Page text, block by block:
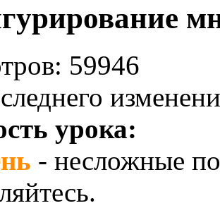
59946
урока:
- несложные